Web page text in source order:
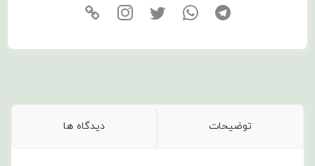
توضیحات دیدگاه ها